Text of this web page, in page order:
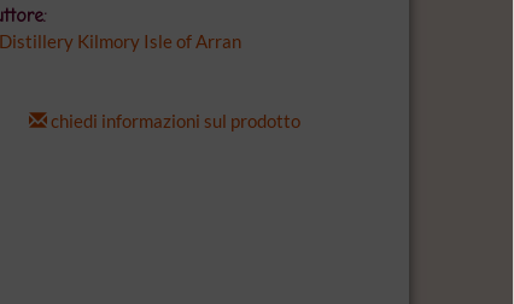
Kilmory Isle of Arran
chiedi informazioni sul prodotto